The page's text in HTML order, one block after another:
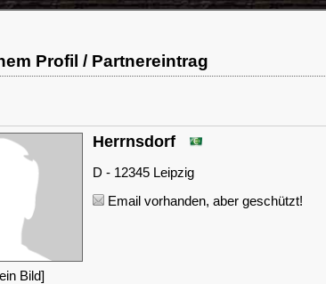
Profil / Partnereintrag
Bild]
Herrnsdorf
D - 12345 Leipzig
Email vorhanden, aber geschützt!